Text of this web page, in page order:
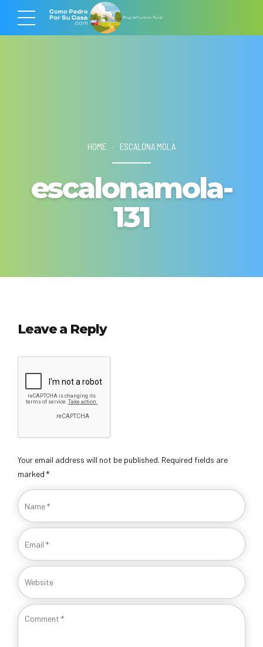
HOME ESCALONA MOLA
escalonamola-
131
Leave a Reply
Your email address will not be published. Required fields are
marked *